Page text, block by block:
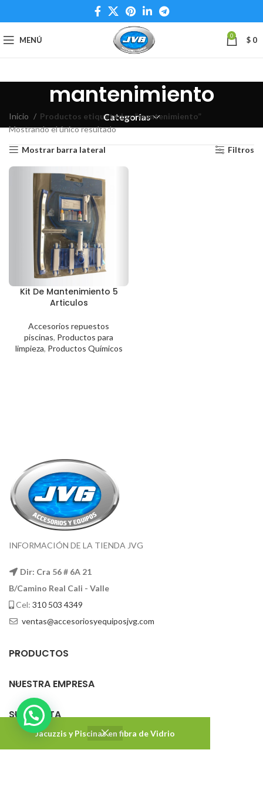
Jacuzzis y Piscinas en fibra de Vidrio
MENÚ 0 $0
mantenimiento
Categorías
Inicio
Productos etiquetados “mantenimiento”
Mostrando el único resultado
Mostrar barra lateral Filtros
Kit De Mantenimiento 5
Articulos
Accesorios repuestos
piscinas, Productos para
limpieza, Productos Químicos
INFORMACIÓN DE LA TIENDA JVG
Dir: Cra 56 # 6A 21
B/Camino Real Cali - Valle
Cel: 310 503 4349
ventas@accesoriosyequiposjvg.com
PRODUCTOS
NUESTRA EMPRESA
SU CUENTA